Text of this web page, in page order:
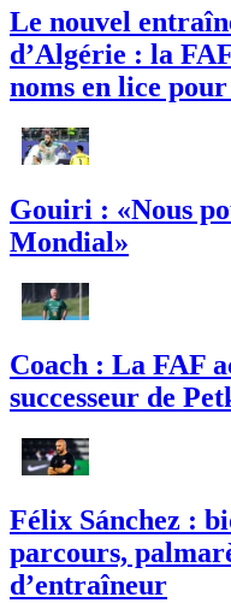
Le nouvel
d’Algérie : la
noms en lice
Gouiri : «Nous
Mondial»
Coach : La FAF
successeur de
Félix Sánchez :
parcours,
d’entraîneur